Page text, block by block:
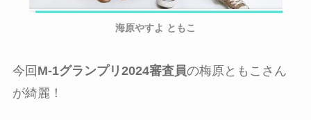
海原やすよ ともこ
今回 M-1グランプリ2024審査員の梅原ともこさん
が綺麗！